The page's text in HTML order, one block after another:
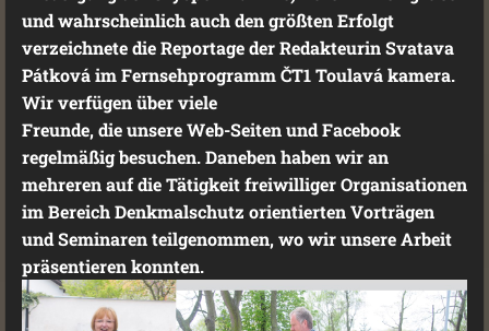
und wahrscheinlich auch den größten Erfolgt
verzeichnete die Reportage der Redakteurin Svatava
Pátková im Fernsehprogramm ČT1 Toulavá kamera.
Wir verfügen über viele
Freunde, die unsere Web-Seiten und Facebook
regelmäßig besuchen. Daneben haben wir an
mehreren auf die Tätigkeit freiwilliger Organisationen
im Bereich Denkmalschutz orientierten Vorträgen
und Seminaren teilgenommen, wo wir unsere Arbeit
präsentieren konnten.